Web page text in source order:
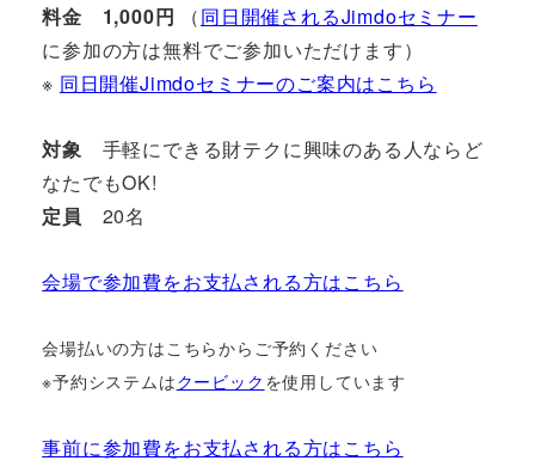
料金 1,000円 （同日開催されるJimdoセミナー
に参加の方は無料でご参加いただけます）
※ 同日開催Jimdoセミナーのご案内はこちら
対象 手軽にできる財テクに興味のある人ならど
なたでもOK!
定員 20名
会場で参加費をお支払される方はこちら
会場払いの方はこちらからご予約ください
※予約システムはクービック を使用しています
事前に参加費をお支払される方はこちら